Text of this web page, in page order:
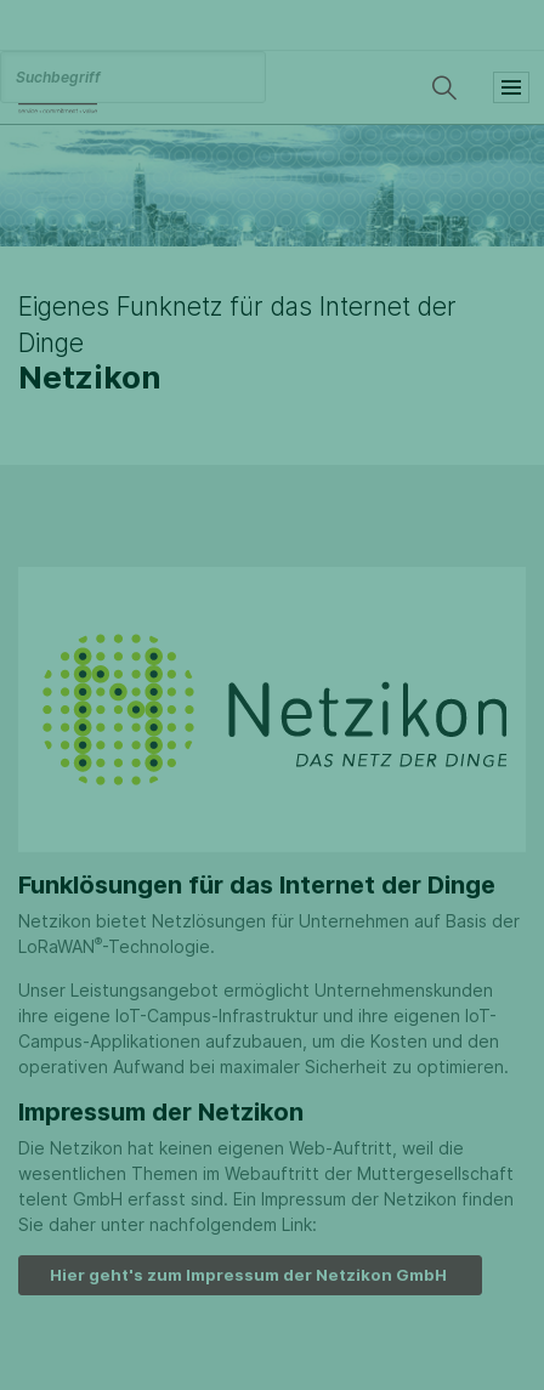
Eigenes Funknetz für das Internet der
Dinge
Netzikon
Funklösungen für das Internet der Dinge
Netzikon bietet Netzlösungen für Unternehmen auf Basis der
LoRaWAN®-Technologie.
Unser Leistungsangebot ermöglicht Unternehmenskunden
ihre eigene IoT-Campus-Infrastruktur und ihre eigenen IoT-
Campus-Applikationen aufzubauen, um die Kosten und den
operativen Aufwand bei maximaler Sicherheit zu optimieren.
Impressum der Netzikon
Die Netzikon hat keinen eigenen Web-Auftritt, weil die
wesentlichen Themen im Webauftritt der Muttergesellschaft
telent GmbH erfasst sind. Ein Impressum der Netzikon finden
Sie daher unter nachfolgendem Link:
Hier geht's zum Impressum der Netzikon GmbH